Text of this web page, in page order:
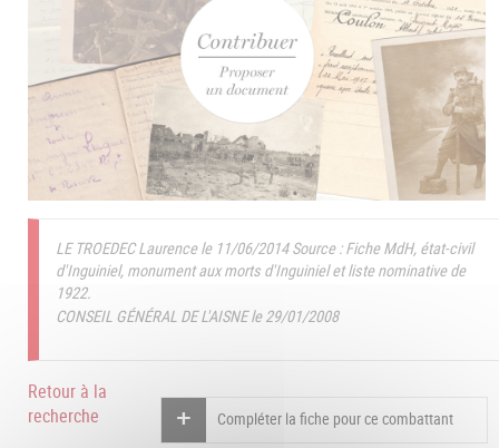
LE TROEDEC Laurence le 11/06/2014Source : Fiche MdH, état-civil
d'Inguiniel, monument aux morts d'Inguiniel et liste nominative de
1922.
CONSEIL GÉNÉRAL DE L'AISNE le 29/01/2008
Compléter la fiche pour ce combattant
Retour à la
recherche